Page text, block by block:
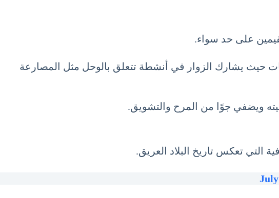
على حد سواء.
حيث يشارك الزوار في أنشطة تتعلق بالوحل مثل المصارعة
ويضفي جوًا من المرح والتشويق.
التي تعكس تاريخ البلاد العريق.